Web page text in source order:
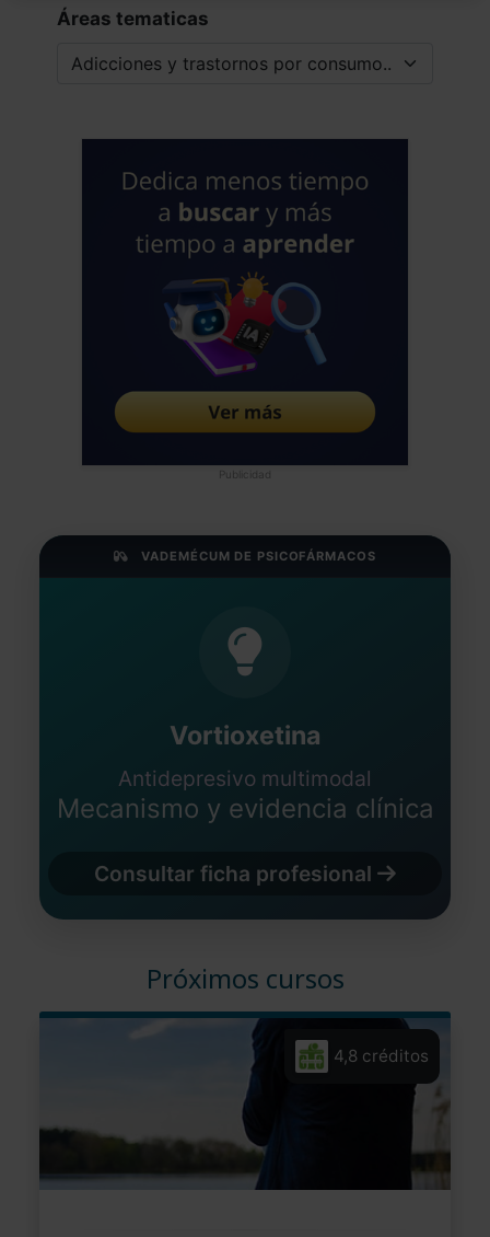
Áreas tematicas
Publicidad
VADEMÉCUM DE PSICOFÁRMACOS
Vortioxetina
Antidepresivo multimodal
Mecanismo y evidencia clínica
Consultar ficha profesional
Próximos cursos
4,8 créditos